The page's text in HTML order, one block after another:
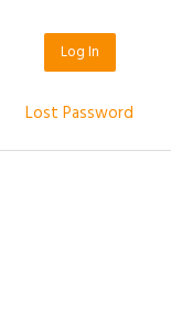
Lost Password